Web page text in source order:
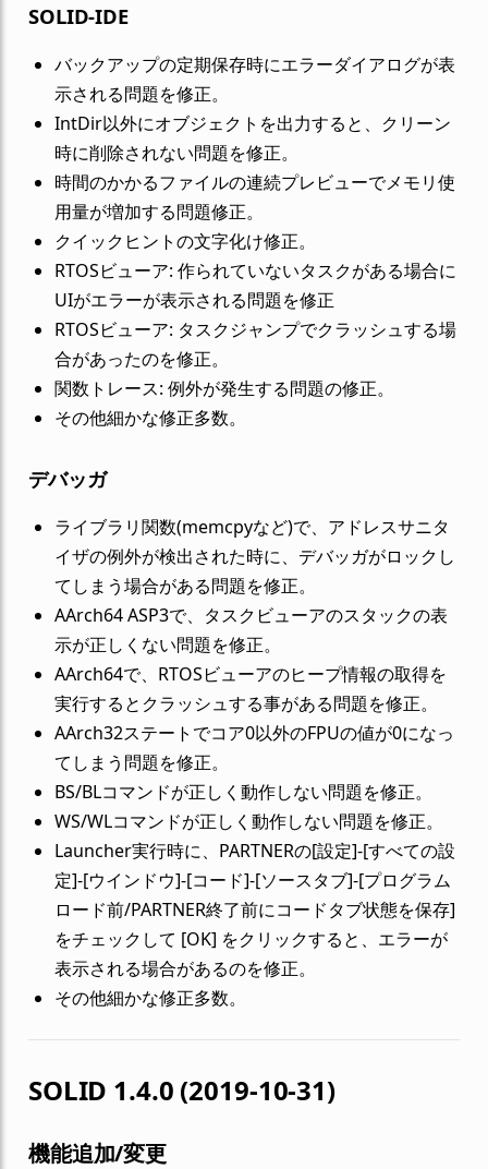
SOLID-IDE
バックアップの定期保存時にエラーダイアログが表
示される問題を修正。
IntDir以外にオブジェクトを出力すると、クリーン
時に削除されない問題を修正。
時間のかかるファイルの連続プレビューでメモリ使
用量が増加する問題修正。
クイックヒントの文字化け修正。
RTOSビューア: 作られていないタスクがある場合に
UIがエラーが表示される問題を修正
RTOSビューア: タスクジャンプでクラッシュする場
合があったのを修正。
関数トレース: 例外が発生する問題の修正。
その他細かな修正多数。
デバッガ
ライブラリ関数(memcpyなど)で、アドレスサニタ
イザの例外が検出された時に、デバッガがロックし
てしまう場合がある問題を修正。
AArch64 ASP3で、タスクビューアのスタックの表
示が正しくない問題を修正。
AArch64で、RTOSビューアのヒープ情報の取得を
実行するとクラッシュする事がある問題を修正。
AArch32ステートでコア0以外のFPUの値が0になっ
てしまう問題を修正。
BS/BLコマンドが正しく動作しない問題を修正。
WS/WLコマンドが正しく動作しない問題を修正。
Launcher実行時に、PARTNERの[設定]-[すべての設
定]-[ウインドウ]-[コード]-[ソースタブ]-[プログラム
ロード前/PARTNER終了前にコードタブ状態を保存]
をチェックして [OK] をクリックすると、エラーが
表示される場合があるのを修正。
その他細かな修正多数。
SOLID 1.4.0 (2019-10-31)
機能追加/変更